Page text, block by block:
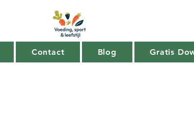
Contact Blog Gratis